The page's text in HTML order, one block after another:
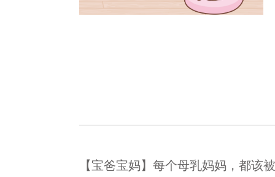
【宝爸宝妈】每个母乳妈妈，都该